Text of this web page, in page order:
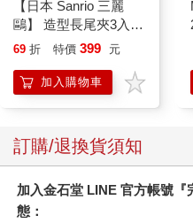
【日本 Sanrio 三麗
鷗】 造型長尾夾3入組
(8款可選) 凱蒂貓 Hello
企鵝
69 折 特價 399 元
加入購物車
訂購/退換貨須知
加入金石堂 LINE 官方帳號
態：